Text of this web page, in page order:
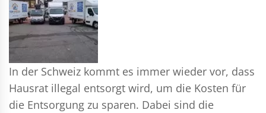
In der Schweiz kommt es immer wieder vor, dass
Hausrat illegal entsorgt wird, um die Kosten für
die Entsorgung zu sparen. Dabei sind die